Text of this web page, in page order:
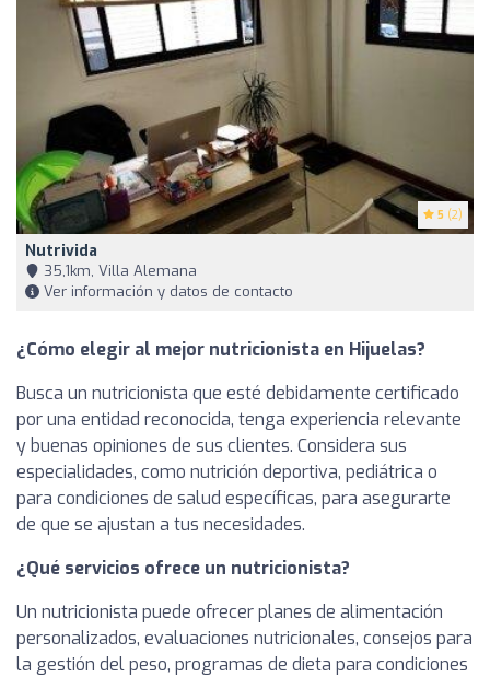
5 (2)
Nutrivida
35,1km, Villa Alemana
Ver información y datos de contacto
¿Cómo elegir al mejor nutricionista en Hijuelas?
Busca un nutricionista que esté debidamente certificado
por una entidad reconocida, tenga experiencia relevante
y buenas opiniones de sus clientes. Considera sus
especialidades, como nutrición deportiva, pediátrica o
para condiciones de salud específicas, para asegurarte
de que se ajustan a tus necesidades.
¿Qué servicios ofrece un nutricionista?
Un nutricionista puede ofrecer planes de alimentación
personalizados, evaluaciones nutricionales, consejos para
la gestión del peso, programas de dieta para condiciones